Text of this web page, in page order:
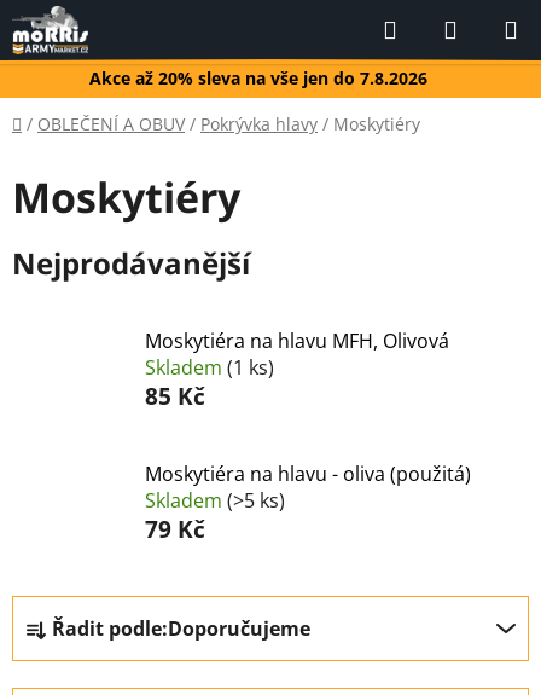
Přejít
na
obsah
Akce až 20% sleva na vše jen do 7.8.2026
Hledat
KOŠÍK
Domů
/ OBLEČENÍ A OBUV / Pokrývka hlavy / Moskytiéry
Moskytiéry
Nejprodávanější
Moskytiéra na hlavu MFH, Olivová
Skladem (1 ks)
85 Kč
Moskytiéra na hlavu - oliva (použitá)
Skladem (>5 ks)
79 Kč
Ř
a
z
Řadit podle:Doporučujeme